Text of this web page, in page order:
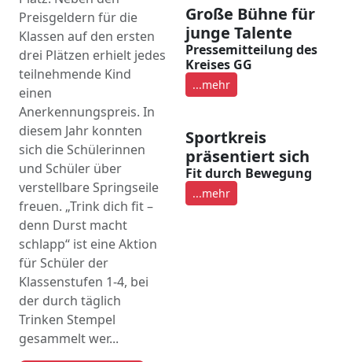
Preisgeldern für die
Klassen auf den ersten
drei Plätzen erhielt jedes
teilnehmende Kind
einen
Anerkennungspreis. In
diesem Jahr konnten
sich die Schülerinnen
und Schüler über
verstellbare Springseile
freuen. „Trink dich fit –
denn Durst macht
schlapp“ ist eine Aktion
für Schüler der
Klassenstufen 1-4, bei
der durch täglich
Trinken Stempel
gesammelt wer...
Große Bühne für
junge Talente
Pressemitteilung des
Kreises GG
...mehr
Sportkreis
präsentiert sich
Fit durch Bewegung
...mehr